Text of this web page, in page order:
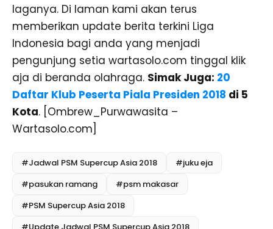
laganya. Di laman kami akan terus
memberikan update berita terkini Liga
Indonesia bagi anda yang menjadi
pengunjung setia wartasolo.com tinggal klik
aja di beranda olahraga. Simak Juga: 20
Daftar Klub Peserta Piala Presiden 2018 di 5
Kota. [Ombrew_Purwawasita –
Wartasolo.com]
#Jadwal PSM Supercup Asia 2018
#juku eja
#pasukan ramang
#psm makasar
#PSM Supercup Asia 2018